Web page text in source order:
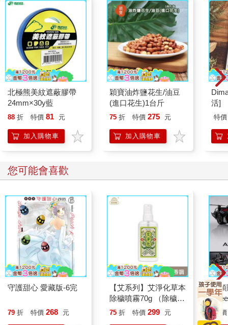
北極熊美紋遮蔽膠帶
24mm×30y藍
88 折 特價 81 元
加入購物車
穎寶油炸鹽花生/油豆
(進口花生)1台斤
75 折 特價 275 元
加入購物車
活]
特價
您可能會喜歡
守護甜心 愛藏版-6完
79 折 特價 268 元
【艾系列】艾淨化草本
除穢噴霧70g （除穢/
平安/淨化/艾草/芙蓉/
75 折 特價 299 元
【預
VA
阿
特價